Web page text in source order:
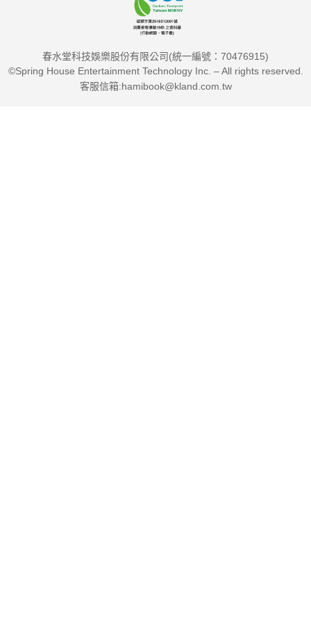
春水堂科技娛樂股份有限公司(統一編號：70476915)
©Spring House Entertainment Technology Inc. – All rights reserved.
客服信箱:hamibook@kland.com.tw